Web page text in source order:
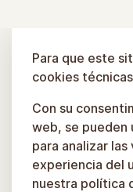
Para que este
cookies
Con su
web, se
para analizar
experiencia del
nuestra política